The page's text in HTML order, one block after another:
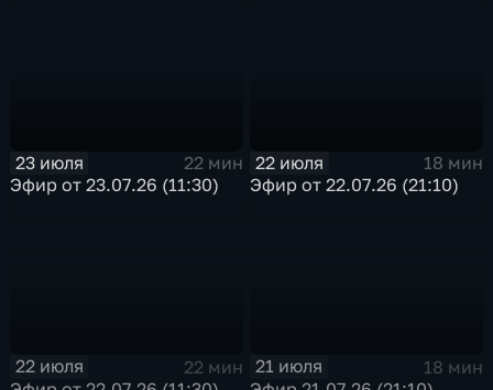
23 июля
22 мин
Эфир от 23.07.26 (11:30)
22 июля
18 мин
Эфир от 22.07.26 (21:10)
22 июля
22 мин
21 июля
18 мин